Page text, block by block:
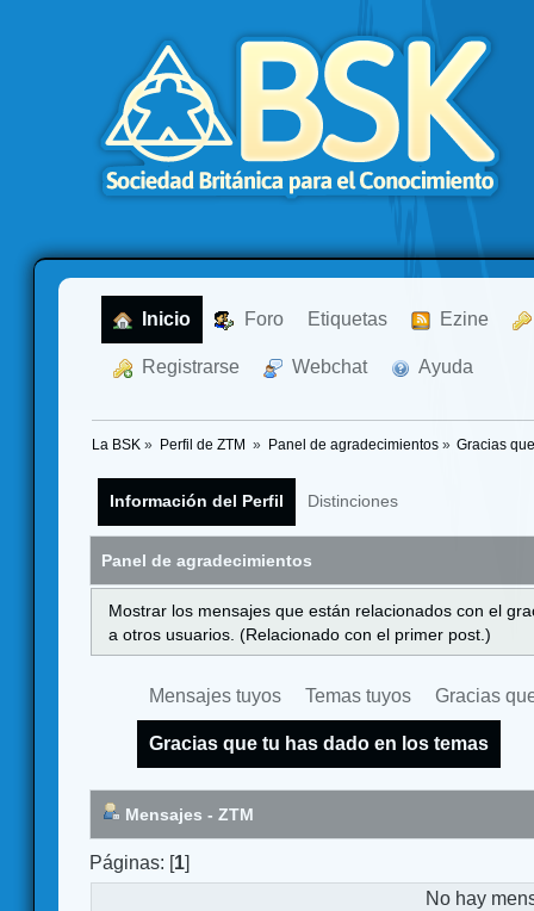
Inicio Foro Etiquetas Ezine
Registrarse Webchat Ayuda
La BSK » Perfil de ZTM » Panel de agradecimientos» Gracias
Información del Perfil Distinciones
Panel de agradecimientos
Mostrar los mensajes que están relacionados con el
a otros usuarios. (Relacionado con el primer post.)
Mensajes tuyos Temas tuyos Gracias
Gracias que tu has dado en los temas
Mensajes - ZTM
Páginas: [1]
No hay